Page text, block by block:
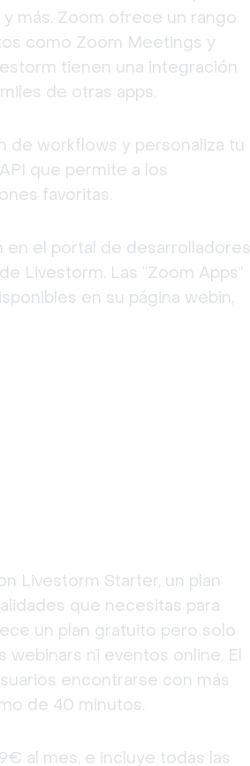
más. Zoom ofrece un rango
como Zoom Meetings y
tienen una integración
de otras apps.
de workflows y personaliza tu
que permite a los
favoritas.
en el portal de desarrolladores
Livestorm. Las “Zoom Apps”
en su página webin,
Livestorm Starter, un plan
que necesitas para
un plan gratuito pero solo
webinars ni eventos online. El
encontrarse con más
de 40 minutos.
al mes, e incluye todas las